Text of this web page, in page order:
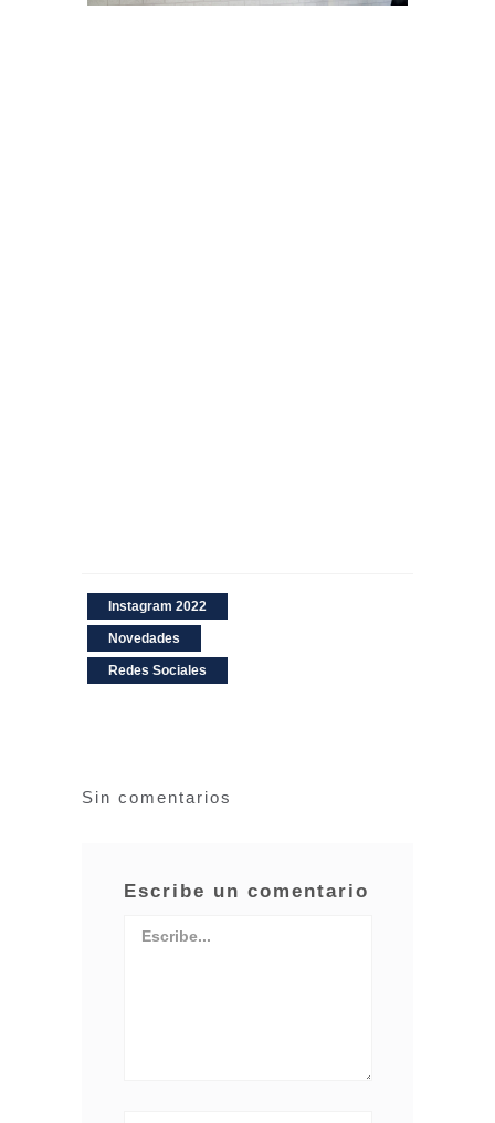
Instagram 2022
Novedades
Redes Sociales
Sin comentarios
Escribe un comentario